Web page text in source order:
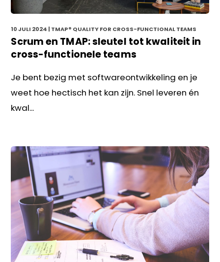
10 JULI 2024 | TMAP® QUALITY FOR CROSS-FUNCTIONAL TEAMS
Scrum en TMAP: sleutel tot kwaliteit in
cross-functionele teams
Je bent bezig met softwareontwikkeling en je
weet hoe hectisch het kan zijn. Snel leveren én
kwal...